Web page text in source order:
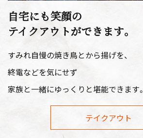
自宅にも笑顔の
テイクアウトができます。
すみれ自慢の焼き鳥とから揚げを、
終電などを気にせず
家族と一緒にゆっくりと堪能できます。
テイクアウト